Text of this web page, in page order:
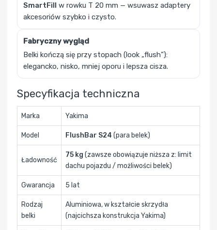
SmartFill w rowku T 20 mm — wsuwasz adaptery
akcesoriów szybko i czysto.
Fabryczny wygląd
Belki kończą się przy stopach (look „flush”):
elegancko, nisko, mniej oporu i lepsza cisza.
Specyfikacja techniczna
Marka Yakima
Model FlushBar S24 (para belek)
Ładowność
75 kg (zawsze obowiązuje niższa z: limit
dachu pojazdu / możliwości belek)
Gwarancja 5 lat
Rodzaj
belki
Aluminiowa, w kształcie skrzydła
(najcichsza konstrukcja Yakima)